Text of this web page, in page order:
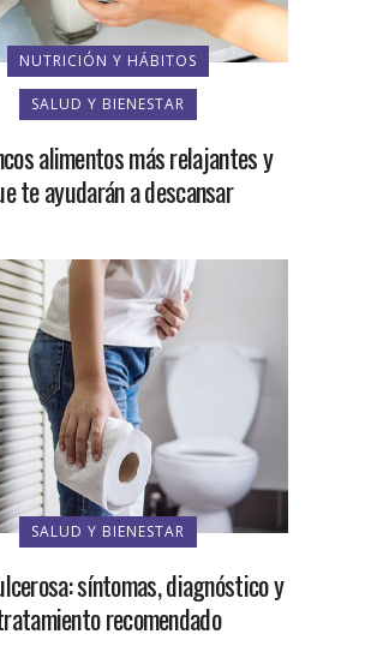
NUTRICIÓN Y HÁBITOS
SALUD Y BIENESTAR
alimentos más relajantes y
te ayudarán a descansar
SALUD Y BIENESTAR
síntomas, diagnóstico y
recomendado